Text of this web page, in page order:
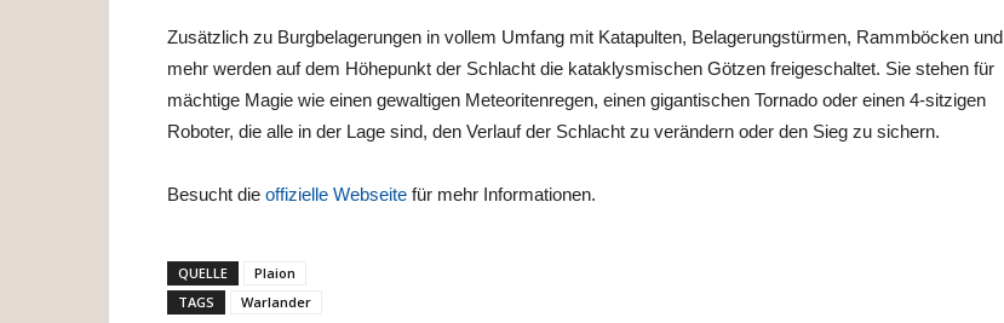
Zusätzlich zu Burgbelagerungen in vollem Umfang mit Katapulten, Belagerungstürmen, Rammböcken und
mehr werden auf dem Höhepunkt der Schlacht die kataklysmischen Götzen freigeschaltet. Sie stehen für
mächtige Magie wie einen gewaltigen Meteoritenregen, einen gigantischen Tornado oder einen 4-sitzigen
Roboter, die alle in der Lage sind, den Verlauf der Schlacht zu verändern oder den Sieg zu sichern.
Besucht die offizielle Webseite für mehr Informationen.
QUELLE
Plaion
TAGS
Warlander